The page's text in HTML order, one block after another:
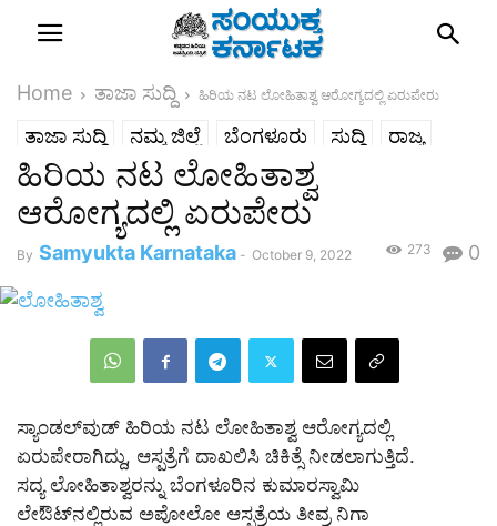
Home ತಾಜಾ ಸುದ್ದಿ ಹಿರಿಯ ನಟ ಲೋಹಿತಾಶ್ವ ಆರೋಗ್ಯದಲ್ಲಿ ಏರುಪೇರು
ತಾಜಾ ಸುದ್ದಿ ನಮ್ಮ ಜಿಲ್ಲೆ ಬೆಂಗಳೂರು ಸುದ್ದಿ ರಾಜ್ಯ
ಹಿರಿಯ ನಟ ಲೋಹಿತಾಶ್ವ
ಆರೋಗ್ಯದಲ್ಲಿ ಏರುಪೇರು
By Samyukta Karnataka - October 9, 2022 0
273
ಸ್ಯಾಂಡಲ್‌ವುಡ್ ಹಿರಿಯ ನಟ ಲೋಹಿತಾಶ್ವ ಆರೋಗ್ಯದಲ್ಲಿ
ಏರುಪೇರಾಗಿದ್ದು, ಆಸ್ಪತ್ರೆಗೆ ದಾಖಲಿಸಿ ಚಿಕಿತ್ಸೆ ನೀಡಲಾಗುತ್ತಿದೆ.
ಸದ್ಯ ಲೋಹಿತಾಶ್ವರನ್ನು ಬೆಂಗಳೂರಿನ ಕುಮಾರಸ್ವಾಮಿ
ಲೇಔಟ್‌ನಲ್ಲಿರುವ ಅಪೋಲೋ ಆಸ್ಪತ್ರೆಯ ತೀವ್ರ ನಿಗಾ